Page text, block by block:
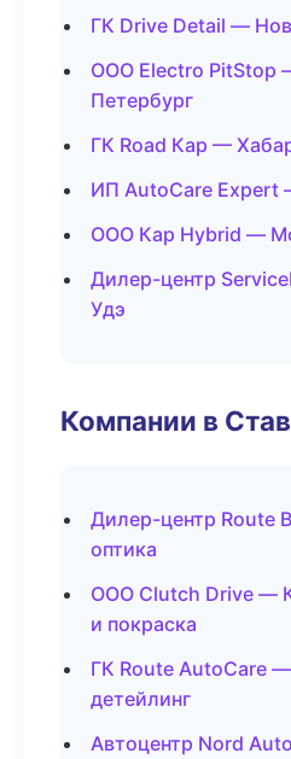
ГК Drive Detail —
ООО Electro PitStop
Петербург
ГК Road Кар —
ИП AutoCare Expert
ООО Кар Hybrid —
Дилер-центр
Удэ
Компании в
Дилер-центр Route
оптика
ООО Clutch Drive —
и покраска
ГК Route AutoCare
детейлинг
Автоцентр Nord